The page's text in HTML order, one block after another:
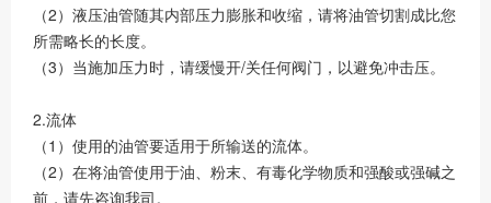
（2）液压油管随其内部压力膨胀和收缩，请将油管切割成比您
所需略长的长度。
（3）当施加压力时，请缓慢开/关任何阀门，以避免冲击压。
2.流体
（1）使用的油管要适用于所输送的流体。
（2）在将油管使用于油、粉末、有毒化学物质和强酸或强碱之
前，请先咨询我司。